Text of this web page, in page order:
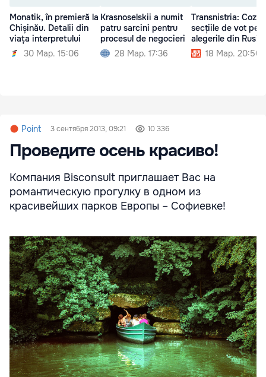
Monatik, în premieră la
Chișinău. Detalii din
viața interpretului
30 Мар. 15:06
Krasnoselskii a numit
patru sarcini pentru
procesul de negocieri
28 Мар. 17:36
Transnistria: Cozi
secțiile de vot
alegerile din Rusia
18 Мар. 20:50
Point 3 сентября 2013, 09:21 10 336
Проведите осень красиво!
Компания Bisconsult приглашает Вас на
романтическую прогулку в одном из
красивейших парков Европы – Софиевке!